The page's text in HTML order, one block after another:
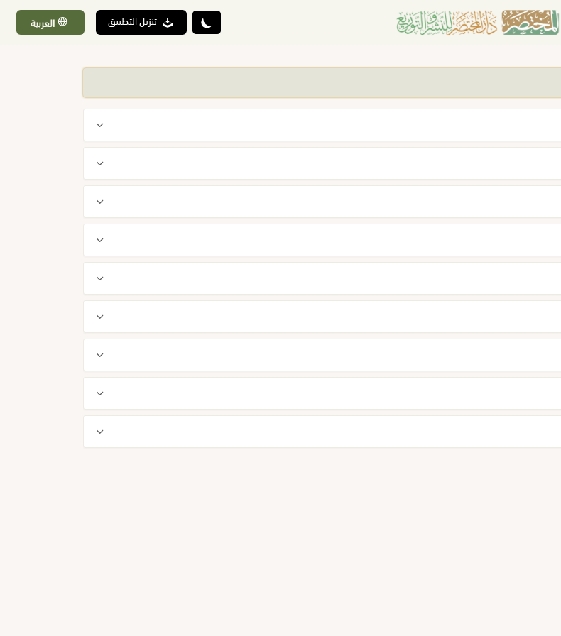
تنزيل التطبيق العربية